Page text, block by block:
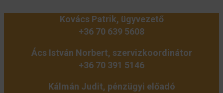
Kovács Patrik, ügyvezető
+36 70 639 5608
Ács István Norbert, szervizkoordinátor
+36 70 391 5146
Kálmán Judit, pénzügyi előadó